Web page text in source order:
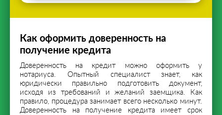
Как оформить доверенность на
получение кредита
Доверенность на кредит можно оформить у
нотариуса. Опытный специалист знает, как
юридически правильно подготовить документ,
исходя из требований и желаний заемщика. Как
правило, процедура занимает всего несколько минут.
Доверенность на получение кредита имеет срок